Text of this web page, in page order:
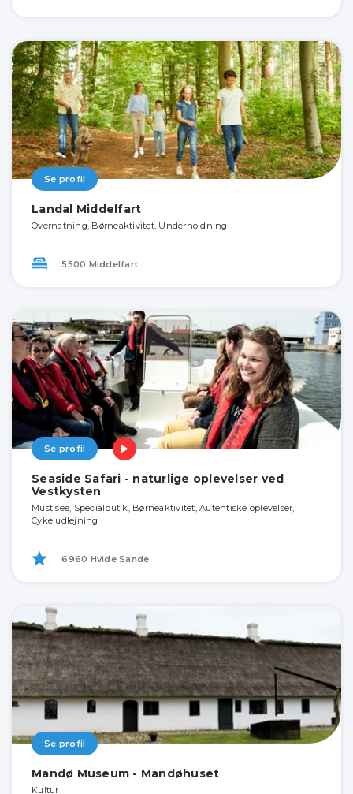
Se profil
Landal Middelfart
Overnatning, Børneaktivitet, Underholdning
5500 Middelfart
Se profil
Seaside Safari - naturlige oplevelser ved
Vestkysten
Must see, Specialbutik, Børneaktivitet, Autentiske oplevelser,
Cykeludlejning
6960 Hvide Sande
Se profil
Mandø Museum - Mandøhuset
Kultur